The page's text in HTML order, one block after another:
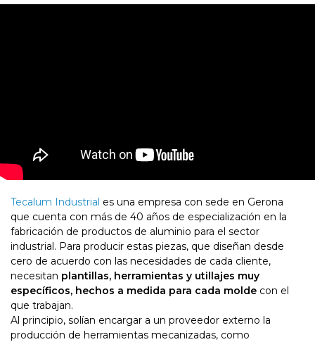
Tecalum Industrial es una empresa con sede en Gerona
que cuenta con más de 40 años de especialización en la
fabricación de productos de aluminio para el sector
industrial. Para producir estas piezas, que diseñan desde
cero de acuerdo con las necesidades de cada cliente,
necesitan plantillas, herramientas y utillajes muy
específicos, hechos a medida para cada molde con el
que trabajan.
Al principio, solían encargar a un proveedor externo la
producción de herramientas mecanizadas, como